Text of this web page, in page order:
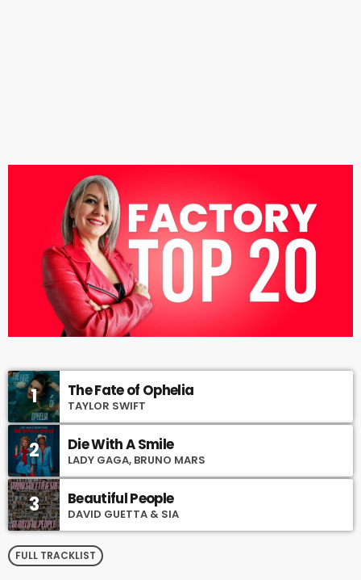
1 The Fate of Ophelia
TAYLOR SWIFT
2 Die With A Smile
LADY GAGA, BRUNO MARS
3 Beautiful People
DAVID GUETTA & SIA
FULL TRACKLIST